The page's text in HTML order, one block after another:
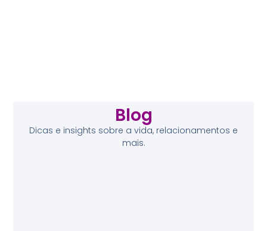
Blog
Dicas e insights sobre a vida, relacionamentos e
mais.